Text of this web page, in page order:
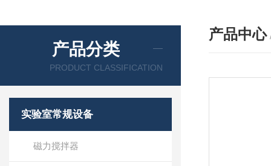
产品分类
PRODUCT CLASSIFICATION
实验室常规设备
磁力搅拌器
产品中心